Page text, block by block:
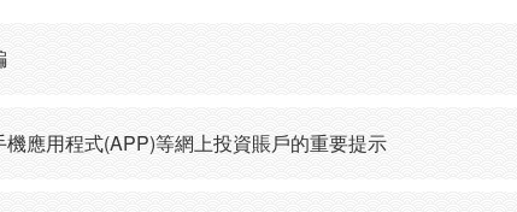
應用程式(APP)等網上投資賬戶的重要提示